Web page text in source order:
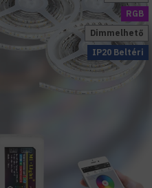
RGB
IP20 Beltéri
Dimmelhető